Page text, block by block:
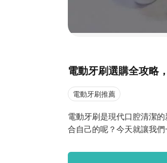
電動牙刷選購全攻略
電動牙刷推薦
電動牙刷是現代口腔清潔
合自己的呢？今天就讓我們